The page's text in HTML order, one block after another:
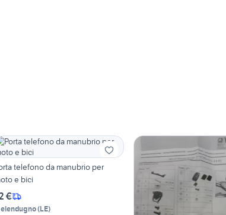
telefono da manubrio per
e bici
€
(LE)